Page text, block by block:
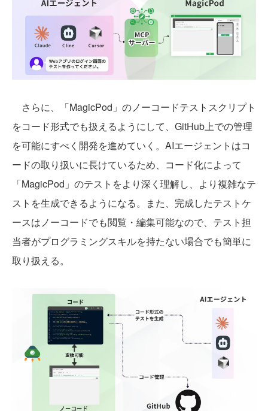
さらに、「MagicPod」のノーコードテストスクリプト
をコード形式でも扱えるようにして、GitHub上での管理
を可能にすべく開発を進めていく。AIエージェントはコ
ードの取り扱いに長けているため、コード化によって
「MagicPod」のテストをより深く理解し、より複雑なテ
ストを生成できるようになる。また、完成したテストケ
ースはノーコードでも閲覧・編集可能なので、テスト担
当者がプログラミングスキルを持たない場合でも簡単に
取り扱える。